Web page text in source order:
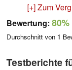
[+] Zum
Bewertung: 80%
Durchschnitt von 1
Testberichte